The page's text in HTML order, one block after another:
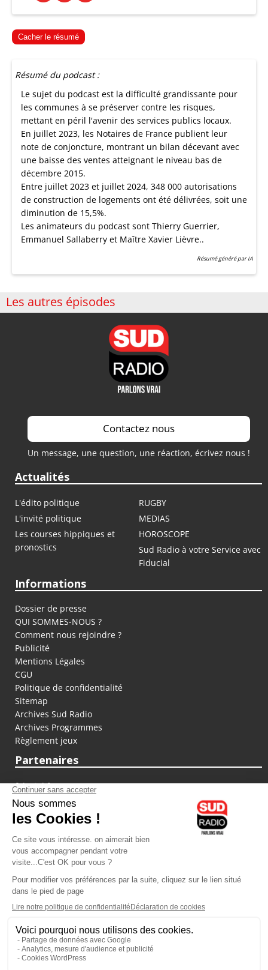
Cacher le résumé
Résumé du podcast :
Le sujet du podcast est la difficulté grandissante pour
les communes à se préserver contre les risques,
mettant en péril l'avenir des services publics locaux.
En juillet 2023, les Notaires de France publient leur
note de conjoncture, montrant un bilan décevant avec
une baisse des ventes atteignant le niveau bas de
décembre 2015.
Entre juillet 2023 et juillet 2024, 348 000 autorisations
de construction de logements ont été délivrées, soit une
diminution de 15,5%.
Les animateurs du podcast sont Thierry Guerrier,
Emmanuel Sallaberry et Maître Xavier Lièvre..
Résumé généré par IA
Les autres épisodes
Contactez nous
Un message, une question, une réaction, écrivez nous !
Actualités
L'édito politique
RUGBY
L'invité politique
MEDIAS
Les courses hippiques et
pronostics
HOROSCOPE
Sud Radio à votre Service avec
Fiducial
Informations
Dossier de presse
QUI SOMMES-NOUS ?
Comment nous rejoindre ?
Publicité
Mentions Légales
CGU
Politique de confidentialité
Sitemap
Archives Sud Radio
Archives Programmes
Règlement jeux
Partenaires
fiducial.fr
lyoncapitale.fr
olympique-et-lyonnais.com
L'application Iphone / Android
Téléchargez l'application
Les cookies
Gestion des cookies
Crédit photos : ©Sud Radio / Pierre Olivier